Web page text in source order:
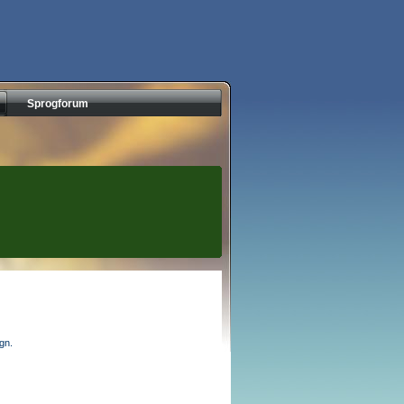
Sprogforum